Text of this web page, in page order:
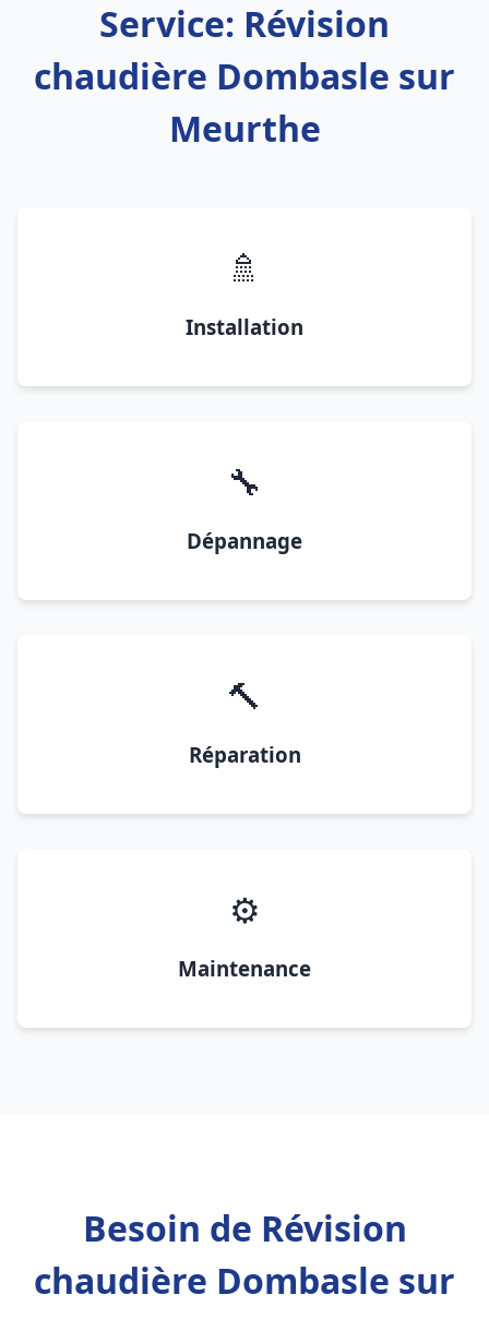
Service: Révision
chaudière Dombasle sur
Meurthe
🚿
Installation
🔧
Dépannage
🔨
Réparation
⚙️
Maintenance
Besoin de Révision
chaudière Dombasle sur